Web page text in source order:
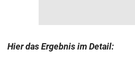
Hier das Ergebnis im Detail: